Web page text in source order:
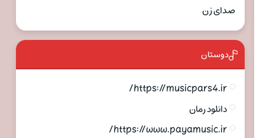
صدای زن
دوستان
https://musicpars4.ir/
دانلود رمان
https://www.payamusic.ir/